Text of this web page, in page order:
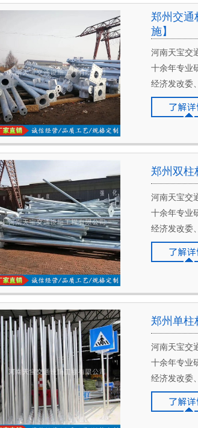
郑州交通
施】
河南天宝交
十余年专业
经济发改委
郑州双柱
河南天宝交
十余年专业
经济发改委
郑州单柱
河南天宝交
十余年专业
经济发改委